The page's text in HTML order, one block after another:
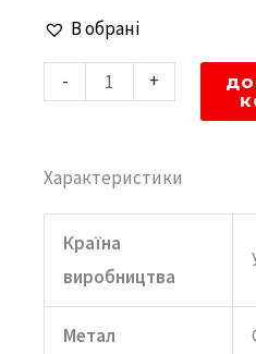
В обрані
-
Срібні
сережки-
пусети
кількість
+
Характеристики
Країна
виробництва
Метал